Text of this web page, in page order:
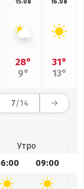
15.08
28°
9°
16.08
31°
13°
7/14
Утро
09:00